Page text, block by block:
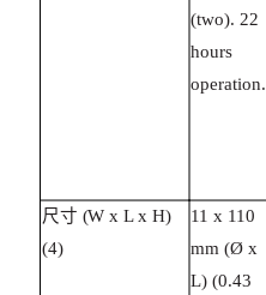
(two). 22
hours
operation.
尺寸 (W x L x H)
(4)
11 x 110
mm (Ø x
L) (0.43